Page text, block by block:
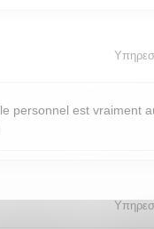
personnel est vraiment